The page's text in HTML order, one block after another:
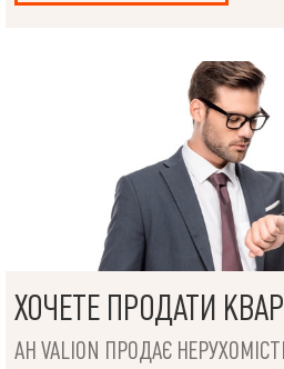
ХОЧЕТЕ ПРОДАТИ
АН VALION ПРОДАЄ